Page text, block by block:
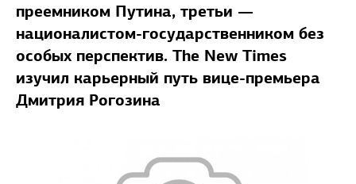
преемником Путина, третьи —
националистом-государственником без
особых перспектив. The New Times
изучил карьерный путь вице-премьера
Дмитрия Рогозина